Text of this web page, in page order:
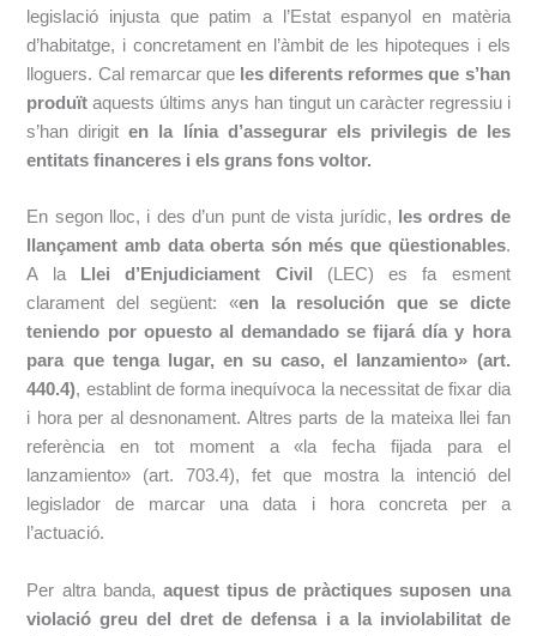
legislació injusta que patim a l’Estat espanyol en matèria
d’habitatge, i concretament en l’àmbit de les hipoteques i els
lloguers. Cal remarcar queles diferents reformes que s’han
produït aquests últims anys han tingut un caràcter regressiu i
s’han dirigiten la línia d’assegurar els privilegis de les
entitats financeres i els grans fons voltor.
En segon lloc, i des d’un punt de vista jurídic, les ordres de
llançament amb data oberta són més que qüestionables.
A laLlei d’Enjudiciament Civil
(LEC) es fa esment
clarament del següent: «en la resolución que se dicte
teniendo por opuesto al demandado se fijará día y hora
para que tenga lugar, en su caso, el lanzamiento» (art.
440.4), establint de forma inequívoca la necessitat de fixar dia
i hora per al desnonament. Altres parts de la mateixa llei fan
referència en tot moment a «la fecha fijada para el
lanzamiento» (art. 703.4), fet que mostra la intenció del
legislador de marcar una data i hora concreta per a
l’actuació.
Per altra banda, aquest tipus de pràctiques suposen una
violació greu del dret de defensa i a la inviolabilitat de